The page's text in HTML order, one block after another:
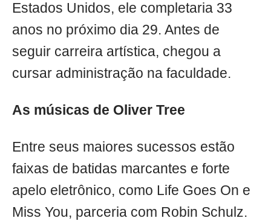
Estados Unidos, ele completaria 33
anos no próximo dia 29. Antes de
seguir carreira artística, chegou a
cursar administração na faculdade.
As músicas de Oliver Tree
Entre seus maiores sucessos estão
faixas de batidas marcantes e forte
apelo eletrônico, como Life Goes On e
Miss You, parceria com Robin Schulz.